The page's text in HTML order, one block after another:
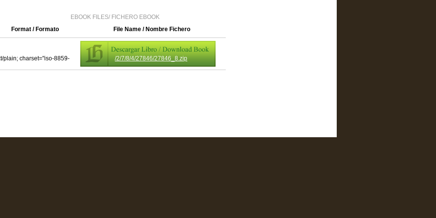
EBOOK FILES/ FICHERO EBOOK
Format / Formato
File Name / Nombre Fichero
plain; charset="iso-8859-
/2/7/8/4/27846/27846_8.zip